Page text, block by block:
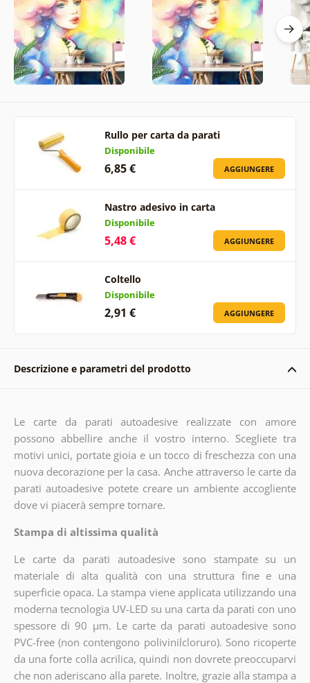
Rullo per carta da parati
Disponibile
6,85 € AGGIUNGERE
Nastro adesivo in carta
Disponibile
5,48 € AGGIUNGERE
Coltello
Disponibile
2,91 € AGGIUNGERE
Descrizione e parametri del prodotto
Le carte da parati autoadesive realizzate con amore
possono abbellire anche il vostro interno. Scegliete tra
motivi unici, portate gioia e un tocco di freschezza con una
nuova decorazione per la casa. Anche attraverso le carte da
parati autoadesive potete creare un ambiente accogliente
dove vi piacerà sempre tornare.
Stampa di altissima qualità
Le carte da parati autoadesive sono stampate su un
materiale di alta qualità con una struttura fine e una
superficie opaca. La stampa viene applicata utilizzando una
moderna tecnologia UV-LED su una carta da parati con uno
spessore di 90 µm. Le carte da parati autoadesive sono
PVC-free (non contengono polivinilcloruro). Sono ricoperte
da una forte colla acrilica, quindi non dovrete preoccuparvi
che non aderiscano alla parete. Inoltre, grazie alla stampa a